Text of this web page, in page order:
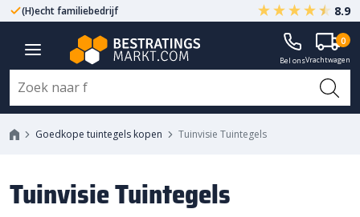
(H)echt familiebedrijf Gegarandeerd A-kwaliteit
8.9
Bel onsVrachtwagen
0
Goedkope tuintegels kopen Tuinvisie Tuintegels
Tuinvisie Tuintegels